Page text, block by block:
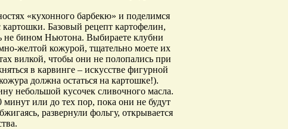
«кухонного барбекю» и поделимся
Базовый рецепт картофелин,
не бином Ньютона. Выбираете клубни
желтой кожурой, тщательно моете их
вилкой, чтобы они не полопались при
в карвинге – искусстве фигурной
должна остаться на картошке!).
небольшой кусочек сливочного масла.
минут или до тех пор, пока они не будут
развернули фольгу, открывается